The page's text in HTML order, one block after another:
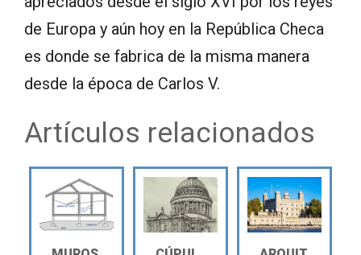
de Europa y aún hoy en la República Checa
es donde se fabrica de la misma manera
desde la época de Carlos V.
Artículos relacionados